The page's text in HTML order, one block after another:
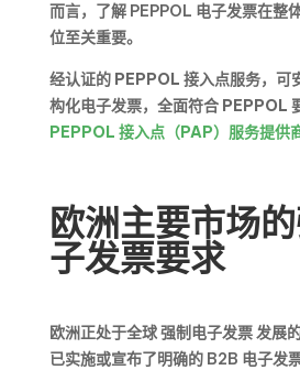
而言，了解 PEPPOL 电子发票在整
位至关重要。
经认证的 PEPPOL 接入点服务，可
构化电子发票，全面符合 PEPPOL
PEPPOL 接入点（PAP）服务提供
欧洲主要市场
子发票要求
欧洲正处于全球强制电子发票发展
已实施或宣布了明确的 B2B 电子发